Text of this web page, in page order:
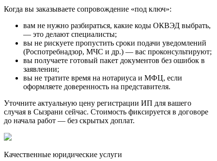
Когда вы заказываете сопровождение «под ключ»:
вам не нужно разбираться, какие коды ОКВЭД выбрать,
— это делают специалисты;
вы не рискуете пропустить сроки подачи уведомлений
(Роспотребнадзор, МЧС и др.) — вас проконсультируют;
вы получаете готовый пакет документов без ошибок в
заявлении;
вы не тратите время на нотариуса и МФЦ, если
оформляете доверенность на представителя.
Уточните актуальную цену регистрации ИП для вашего
случая в Сызрани сейчас. Стоимость фиксируется в договоре
до начала работ — без скрытых доплат.
Качественные юридические услуги